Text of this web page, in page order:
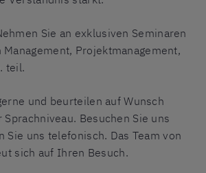
Sie an exklusiven Seminaren
Projektmanagement,
teil.
und beurteilen auf Wunsch
Besuchen Sie uns
Sie uns telefonisch. Das Team von
sich auf Ihren Besuch.